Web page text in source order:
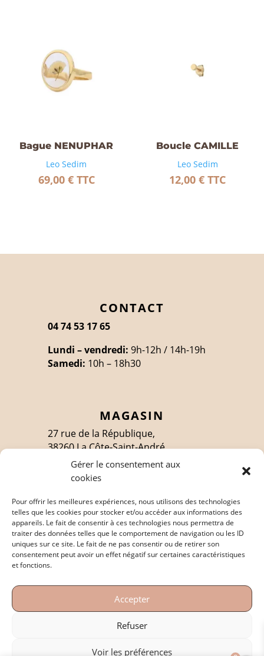
Gérer le consentement aux
cookies
Pour offrir les meilleures expériences, nous utilisons des technologies
telles que les cookies pour stocker et/ou accéder aux informations des
appareils. Le fait de consentir à ces technologies nous permettra de
traiter des données telles que le comportement de navigation ou les ID
uniques sur ce site. Le fait de ne pas consentir ou de retirer son
consentement peut avoir un effet négatif sur certaines caractéristiques
et fonctions.
Accepter
Refuser
Voir les préférences
Bague NENUPHAR
Leo Sedim
69,00 € TTC
Boucle CAMILLE
Leo Sedim
12,00€ TTC
CONTACT
04 74 53 17 65
Lundi – vendredi: 9h-12h / 14h-19h
Samedi: 10h – 18h30
MAGASIN
27 rue de la République,
38260 La Côte-Saint-André
SUIVEZ-MOI
EN SAVOIR PLUS
Mentions légales
Conditions générales de vente